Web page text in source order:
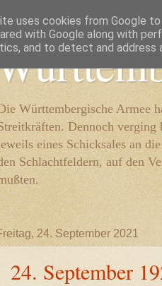
Württembergische Armee
Dennoch
eines Schicksales an
Schlachtfeldern, auf den
24. September 2021
24. September
uses cookies from Google
with Google along with
and to detect and address